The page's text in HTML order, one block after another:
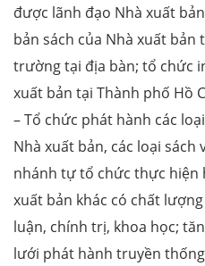
được lãnh đạo Nhà xuất
bản sách của Nhà xuất bản
trường tại địa bàn; tổ chức
xuất bản tại Thành phố Hồ
– Tổ chức phát hành các
Nhà xuất bản, các loại sách
nhánh tự tổ chức thực hiện
xuất bản khác có chất
luận, chính trị, khoa học;
lưới phát hành truyền